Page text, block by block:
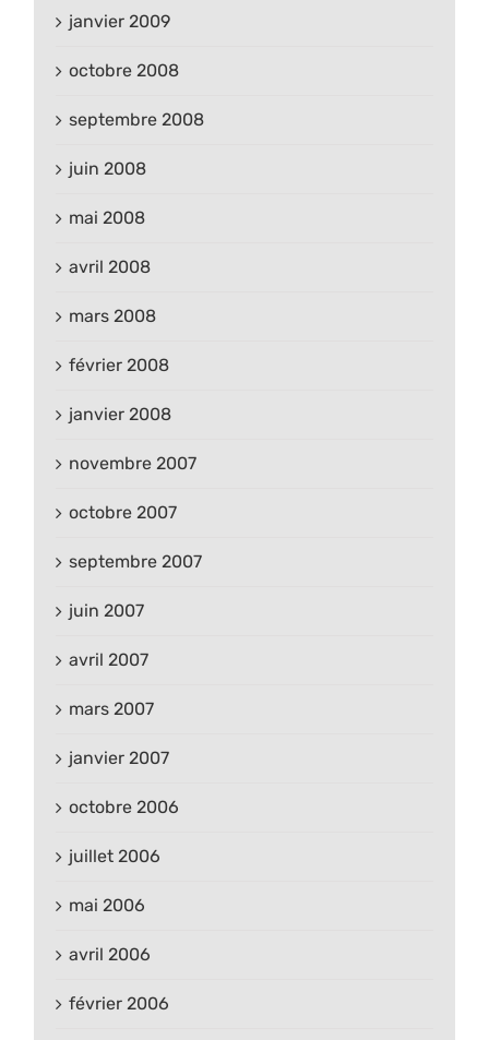
janvier 2009
octobre 2008
septembre 2008
juin 2008
mai 2008
avril 2008
mars 2008
février 2008
janvier 2008
novembre 2007
octobre 2007
septembre 2007
juin 2007
avril 2007
mars 2007
janvier 2007
octobre 2006
juillet 2006
mai 2006
avril 2006
février 2006